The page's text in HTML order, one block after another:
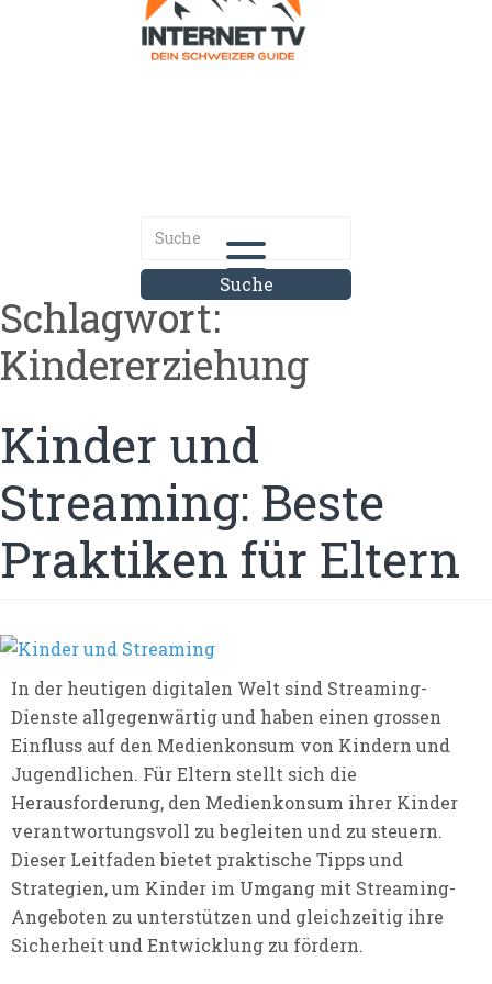
Schlagwort:
Kindererziehung
Kinder und
Streaming: Beste
Praktiken für Eltern
In der heutigen digitalen Welt sind Streaming-
Dienste allgegenwärtig und haben einen grossen
Einfluss auf den Medienkonsum von Kindern und
Jugendlichen. Für Eltern stellt sich die
Herausforderung, den Medienkonsum ihrer Kinder
verantwortungsvoll zu begleiten und zu steuern.
Dieser Leitfaden bietet praktische Tipps und
Strategien, um Kinder im Umgang mit Streaming-
Angeboten zu unterstützen und gleichzeitig ihre
Sicherheit und Entwicklung zu fördern.